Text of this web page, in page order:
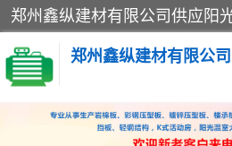
郑州鑫纵建材有限公司